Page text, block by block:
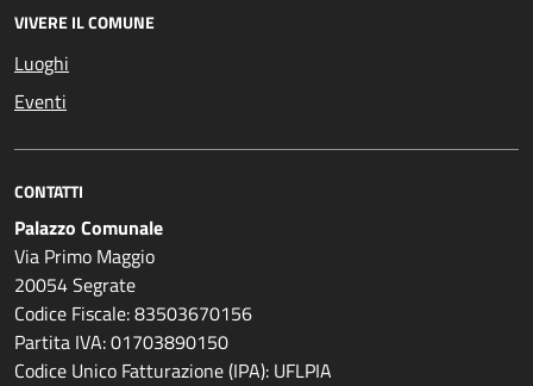
VIVERE IL COMUNE
Luoghi
Eventi
CONTATTI
Palazzo Comunale
Via Primo Maggio
20054 Segrate
Codice Fiscale: 83503670156
Partita IVA: 01703890150
Codice Unico Fatturazione (IPA): UFLPIA